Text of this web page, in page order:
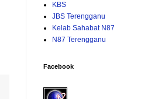
KBS
JBS Terengganu
Kelab Sahabat N87
N87 Terengganu
Facebook